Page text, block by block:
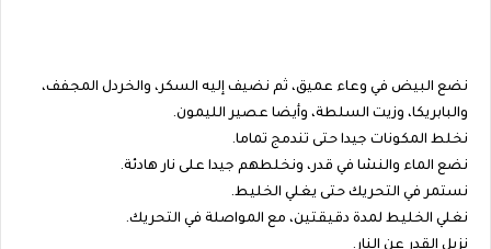
نضع البيض في وعاء عميق، ثم نضيف إليه السكر، والخردل المجفف،
والبابريكا، وزيت السلطة، وأيضا عصير الليمون.
نخلط المكونات جيدا حتى تندمج تماما.
نضع الماء والنشا في قدر، ونخلطهم جيدا على نار هادئة.
نستمر في التحريك حتى يغلي الخليط.
نغلي الخليط لمدة دقيقتين، مع المواصلة في التحريك.
نزيل القدر عن النار.